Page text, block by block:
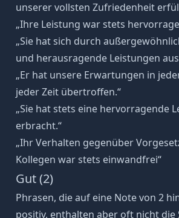
unserer vollsten Zufriedenheit
„Ihre Leistung war stets
„Sie hat sich durch
und herausragende Leistungen
„Er hat unsere Erwartungen in
jeder Zeit übertroffen.“
„Sie hat stets eine hervorragende
erbracht.“
„Ihr Verhalten gegenüber
Kollegen war stets einwandfrei“
Gut (2)
Phrasen, die auf eine Note von 2
positiv, enthalten aber oft nicht die